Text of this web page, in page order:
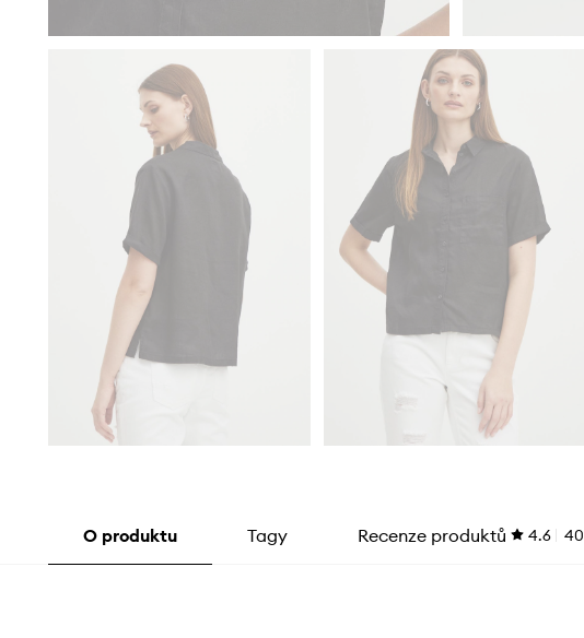
O produktu Tagy Recenze produktů 4.6 40